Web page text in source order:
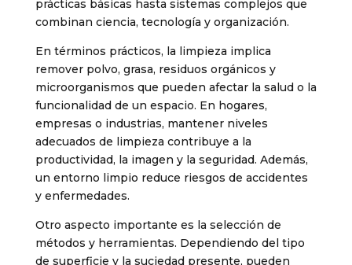
prácticas básicas hasta sistemas complejos que
combinan ciencia, tecnología y organización.
En términos prácticos, la limpieza implica
remover polvo, grasa, residuos orgánicos y
microorganismos que pueden afectar la salud o la
funcionalidad de un espacio. En hogares,
empresas o industrias, mantener niveles
adecuados de limpieza contribuye a la
productividad, la imagen y la seguridad. Además,
un entorno limpio reduce riesgos de accidentes
y enfermedades.
Otro aspecto importante es la selección de
métodos y herramientas. Dependiendo del tipo
de superficie y la suciedad presente, pueden